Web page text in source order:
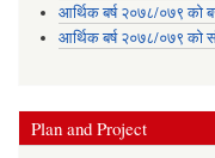
आर्थिक बर्ष २०७८/०७९ को
आर्थिक बर्ष २०७८/०७९ को
Plan and Project